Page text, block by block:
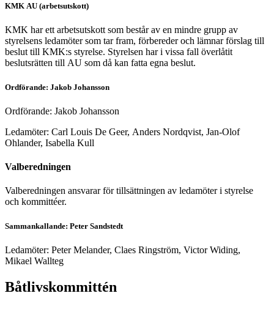
KMK AU (arbetsutskott)
KMK har ett arbetsutskott som består av en mindre grupp av
styrelsens ledamöter som tar fram, förbereder och lämnar förslag till
beslut till KMK:s styrelse. Styrelsen har i vissa fall överlåtit
beslutsrätten till AU som då kan fatta egna beslut.
Ordförande: Jakob Johansson
Ordförande: Jakob Johansson
Ledamöter: Carl Louis De Geer, Anders Nordqvist, Jan-Olof
Ohlander, Isabella Kull
Valberedningen
Valberedningen ansvarar för tillsättningen av ledamöter i styrelse
och kommittéer.
Sammankallande: Peter Sandstedt
Ledamöter: Peter Melander, Claes Ringström, Victor Widing,
Mikael Wallteg
Båtlivskommittén